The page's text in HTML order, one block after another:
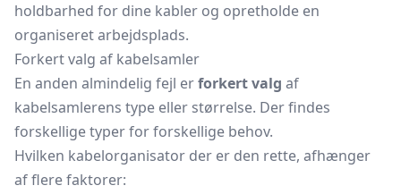
holdbarhed for dine kabler og opretholde en
organiseret arbejdsplads.
Forkert valg af kabelsamler
En anden almindelig fejl erforkert valg af
kabelsamlerens type eller størrelse. Der findes
forskellige typer for forskellige behov.
Hvilken kabelorganisator der er den rette, afhænger
af flere faktorer: